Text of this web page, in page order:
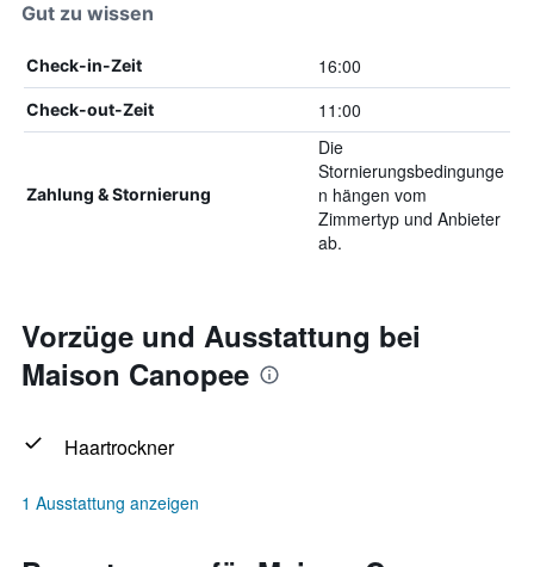
Gut zu wissen
Check-in-Zeit 16:00
Check-out-Zeit 11:00
Zahlung & Stornierung
Die
Stornierungsbedingunge
n hängen vom
Zimmertyp und Anbieter
ab.
Vorzüge und Ausstattung bei
Maison Canopee
Haartrockner
1 Ausstattung anzeigen